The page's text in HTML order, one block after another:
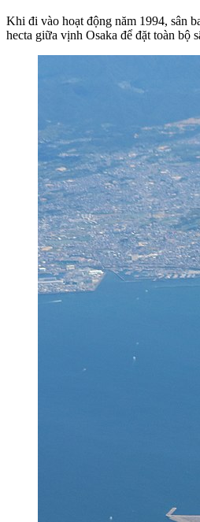
Khi đi vào hoạt động năm 1994, sân
hecta giữa vịnh Osaka để đặt toàn bộ